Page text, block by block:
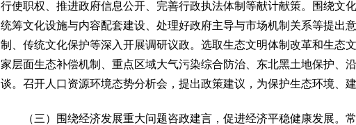
行使职权、推进政府信息公开、完善行政执法体制等献计献策。围绕文
统筹文化设施与内容配套建设、处理好政府主导与市场机制关系等提出
制、传统文化保护等深入开展调研议政。选取生态文明体制改革和生态
家层面生态补偿机制、重点区域大气污染综合防治、东北黑土地保护、
谈。召开人口资源环境态势分析会，提出政策建议，为保护生态环境、
（三）围绕经济发展重大问题咨政建言，促进经济平稳健康发展。